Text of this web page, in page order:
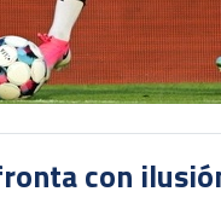
con